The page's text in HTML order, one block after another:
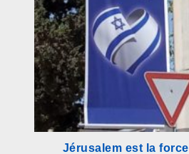
Jérusalem est la force